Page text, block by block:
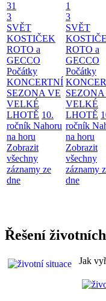
31
3
SVĚT
KOSTIČEK
ROTO a
GECCO
Počátky
KONCERTNÍ
SEZONA VE
VELKÉ
LHOTĚ 10.
ročník Nahoru
na horu
Zobrazit
všechny
záznamy ze
dne
1
3
SVĚT
ROTO a
GECCO
Počátky
VELKÉ
LHOTĚ
ročník
na horu
Zobrazit
všechny
záznamy
dne
Řešení
Jak